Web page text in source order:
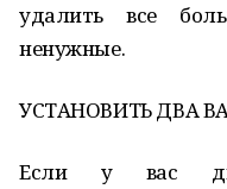
удалить все
ненужные.
УСТАНОВИТЬ ДВА
Если у вас